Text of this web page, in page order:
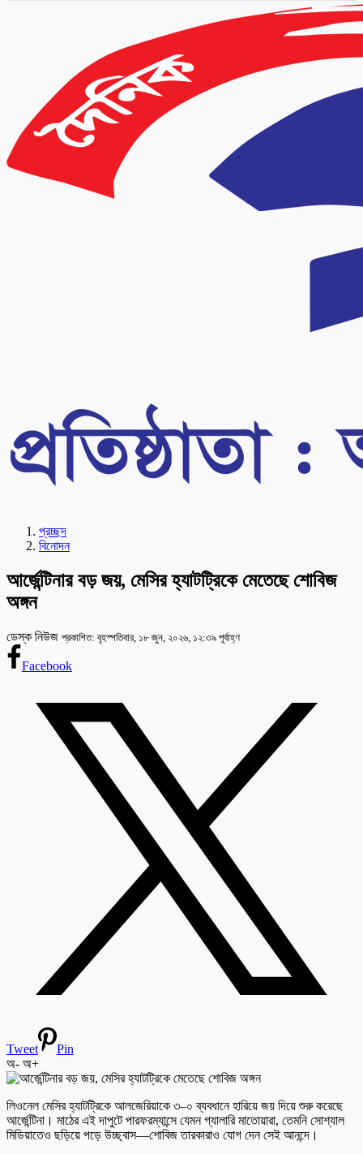
প্রচ্ছদ
বিনোদন
আর্জেন্টিনার বড় জয়, মেসির হ্যাটট্রিকে মেতেছে শোবিজ
অঙ্গন
ডেস্ক নিউজ প্রকাশিত: বৃহস্পতিবার, ১৮ জুন, ২০২৬, ১২:৩৯ পূর্বাহ্ণ
Facebook
Tweet
Pin
অ- অ+
লিওনেল মেসির হ্যাটট্রিকে আলজেরিয়াকে ৩–০ ব্যবধানে হারিয়ে জয় দিয়ে শুরু করেছে
আর্জেন্টিনা। মাঠের এই দাপুটে পারফরম্যান্সে যেমন গ্যালারি মাতোয়ারা, তেমনি সোশ্যাল
মিডিয়াতেও ছড়িয়ে পড়ে উচ্ছ্বাস—শোবিজ তারকারাও যোগ দেন সেই আনন্দে।